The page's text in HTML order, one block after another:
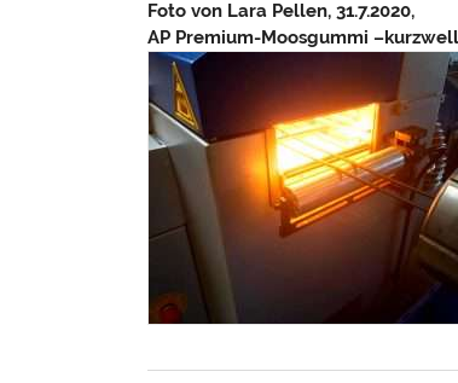
Foto von Lara Pellen, 31.7.2020,
AP Premium-Moosgummi